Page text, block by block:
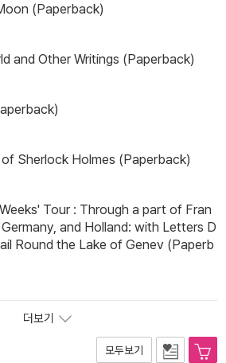
(Paperback)
and Other Writings (Paperback)
Sherlock Holmes (Paperback)
Tour : Through a part of Fran
and Holland: with Letters D
Round the Lake of Genev (Paperb
더보기
모두보기